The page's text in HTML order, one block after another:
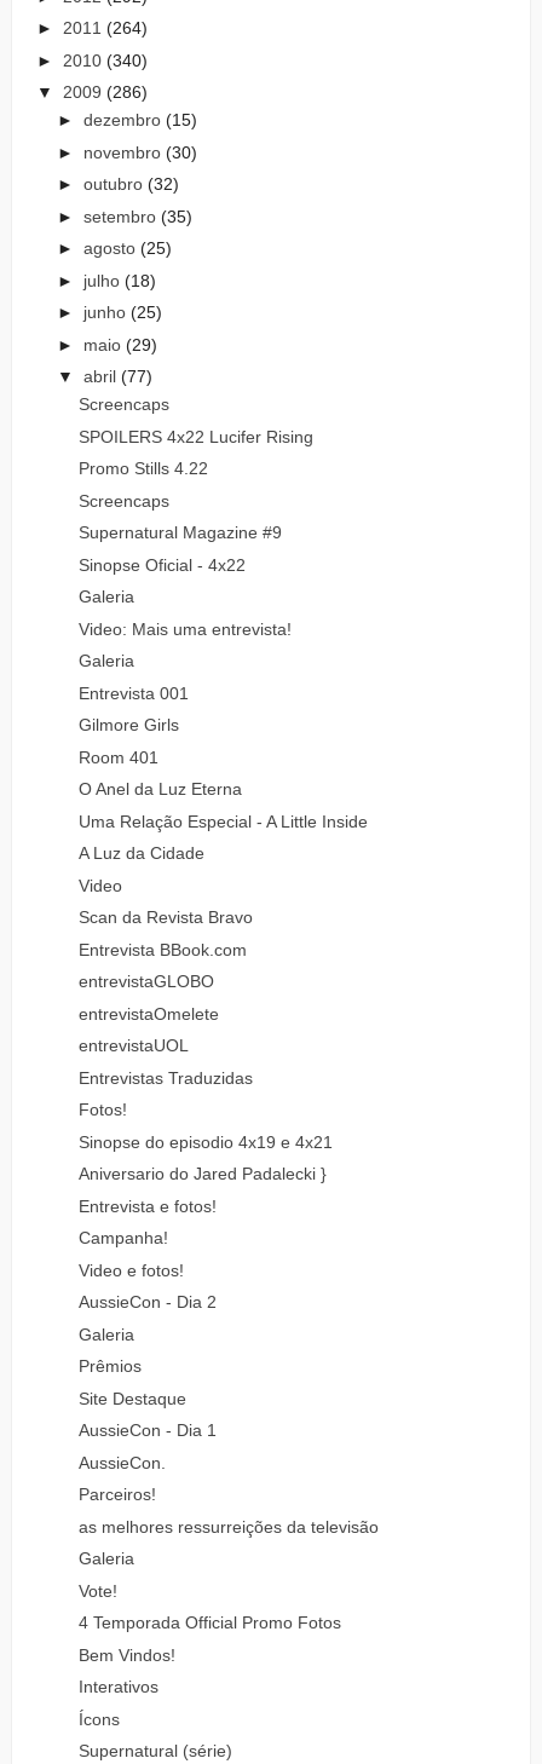
► 2011 (264)
► 2010 (340)
▼ 2009 (286)
► dezembro (15)
► novembro (30)
► outubro (32)
► setembro (35)
► agosto (25)
► julho (18)
► junho (25)
► maio (29)
▼ abril (77)
Screencaps
SPOILERS 4x22 Lucifer Rising
Promo Stills 4.22
Screencaps
Supernatural Magazine #9
Sinopse Oficial - 4x22
Galeria
Video: Mais uma entrevista!
Galeria
Entrevista 001
Gilmore Girls
Room 401
O Anel da Luz Eterna
Uma Relação Especial - A Little Inside
A Luz da Cidade
Video
Scan da Revista Bravo
Entrevista BBook.com
entrevistaGLOBO
entrevistaOmelete
entrevistaUOL
Entrevistas Traduzidas
Fotos!
Sinopse do episodio 4x19 e 4x21
Aniversario do Jared Padalecki }
Entrevista e fotos!
Campanha!
Video e fotos!
AussieCon - Dia 2
Galeria
Prêmios
Site Destaque
AussieCon - Dia 1
AussieCon.
Parceiros!
as melhores ressurreições da televisão
Galeria
Vote!
4 Temporada Official Promo Fotos
Bem Vindos!
Interativos
Ícons
Supernatural (série)